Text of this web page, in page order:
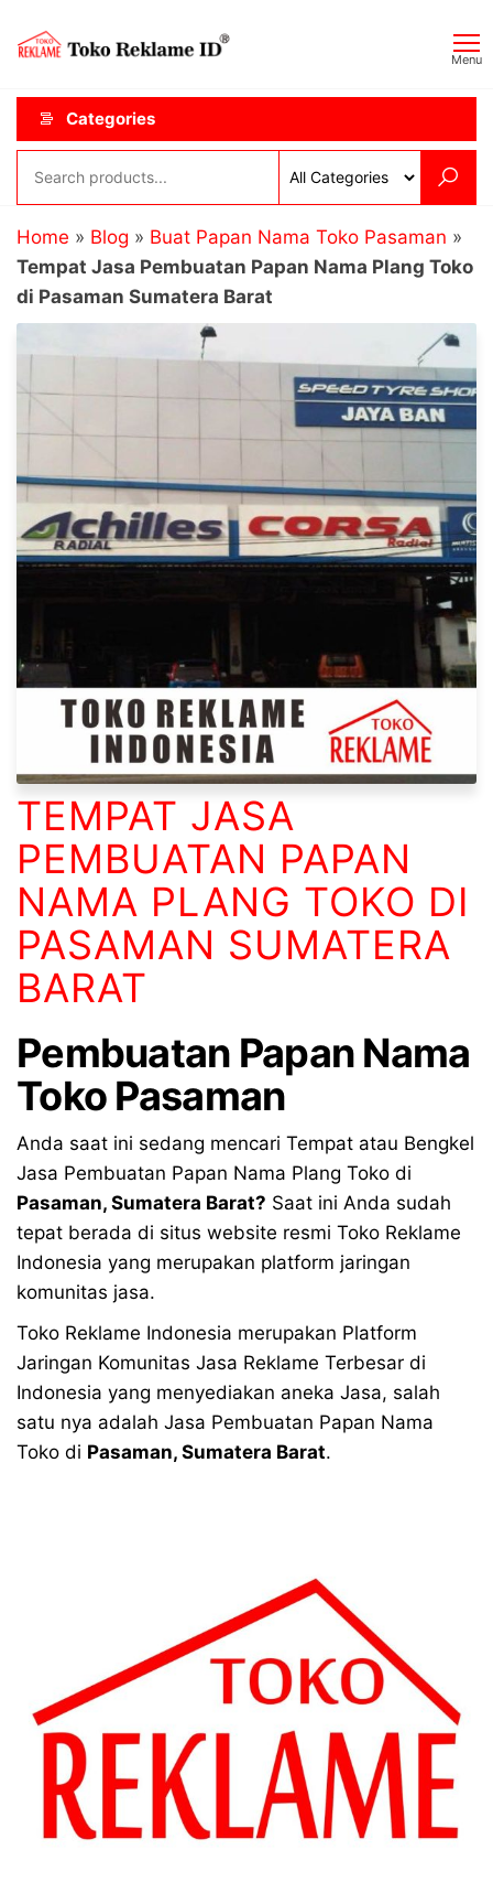
content
ID
Menu
Categories
Home » Blog » Buat Papan Nama Toko Pasaman »
Tempat Jasa Pembuatan Papan Nama Plang Toko
di Pasaman Sumatera Barat
TEMPAT JASA
PEMBUATAN PAPAN
NAMA PLANG TOKO DI
PASAMAN SUMATERA
BARAT
Pembuatan Papan Nama
Toko Pasaman
Anda saat ini sedang mencari Tempat atau Bengkel
Jasa Pembuatan Papan Nama Plang Toko di
Pasaman, Sumatera Barat? Saat ini Anda sudah
tepat berada di situs website resmi Toko Reklame
Indonesia yang merupakan platform jaringan
komunitas jasa.
Toko Reklame Indonesia merupakan Platform
Jaringan Komunitas Jasa Reklame Terbesar di
Indonesia yang menyediakan aneka Jasa, salah
satu nya adalah Jasa Pembuatan Papan Nama
Toko di Pasaman, Sumatera Barat.